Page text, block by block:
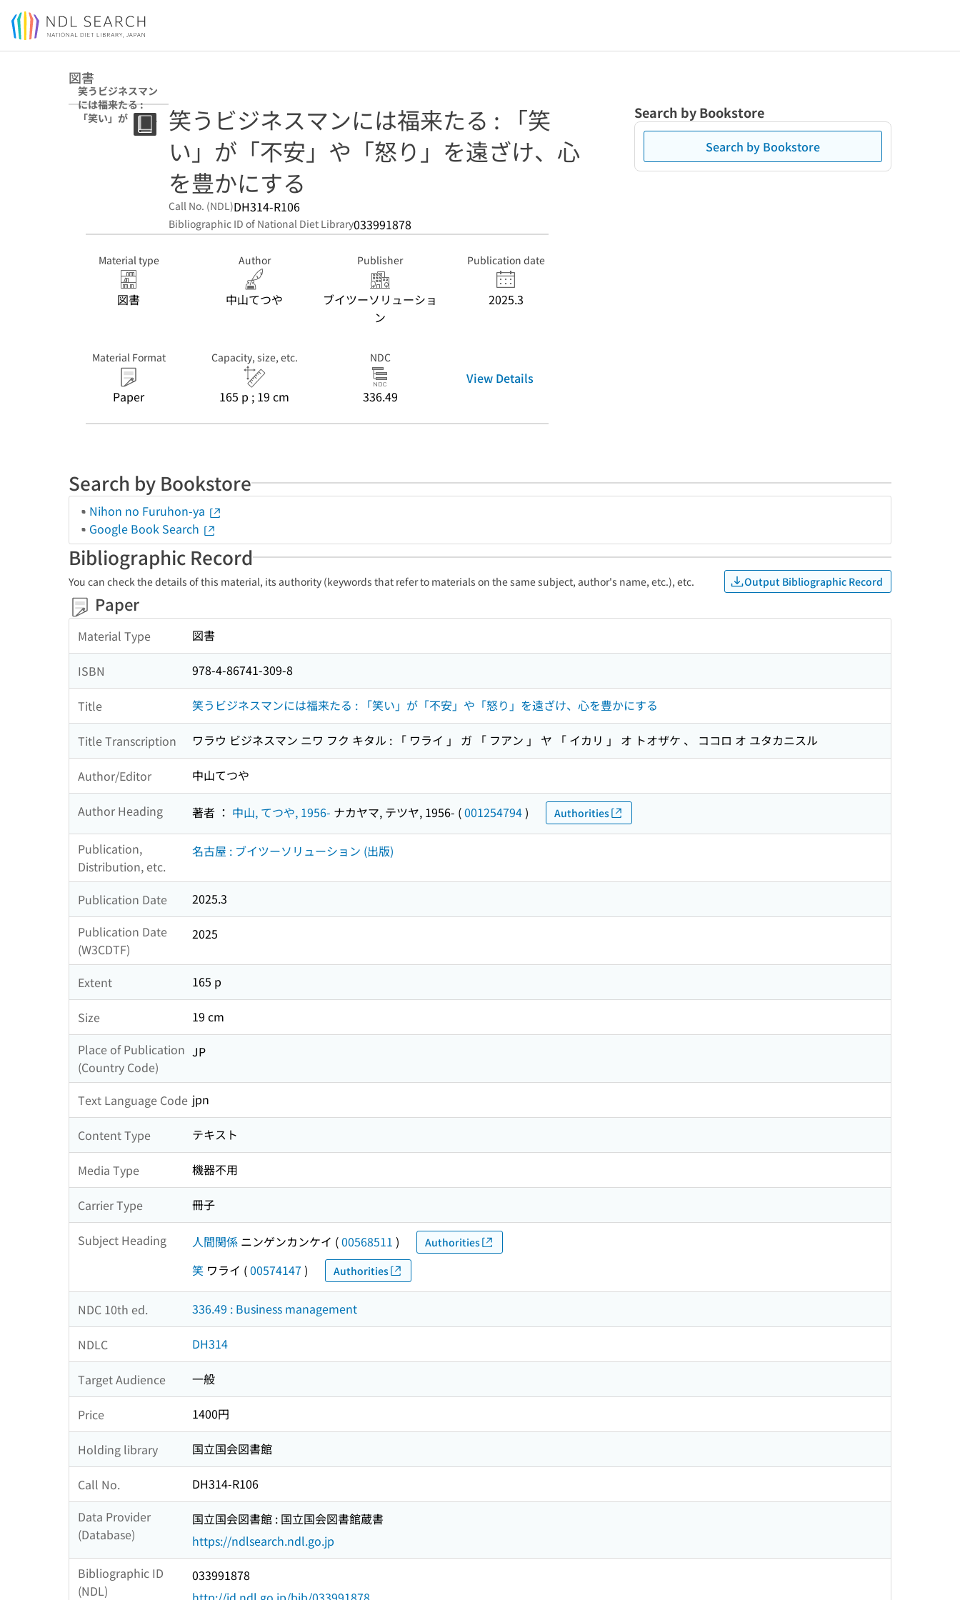
Jump to main content
図書
笑うビジネスマン
には福来たる :
「笑い」が「不
安」や「怒り」を
笑うビジネスマンには福来たる : 「笑
い」が「不安」や「怒り」を遠ざけ、心
を豊かにする
Call No. (NDL)DH314-R106
Bibliographic ID of National Diet Library033991878
Material type
図書
Author
中山てつや
Publisher
ブイツーソリューショ
ン
Publication date
2025.3
Material Format
Paper
Capacity, size, etc.
165 p ; 19 cm
NDC
336.49
View Details
Search by Bookstore
Search by Bookstore
Search by Bookstore
Nihon no Furuhon-ya
Google Book Search
Bibliographic Record
You can check the details of this material, its authority (keywords that refer to materials on the same subject, author's name, etc.), etc. Output Bibliographic Record
Paper
Material Type 図書
ISBN 978-4-86741-309-8
Title 笑うビジネスマンには福来たる : 「笑い」が「不安」や「怒り」を遠ざけ、心を豊かにする
Title Transcription ワラウ ビジネスマン ニワ フク キタル : 「 ワライ 」 ガ 「 フアン 」 ヤ 「 イカリ 」 オ トオザケ 、 ココロ オ ユタカニスル
Author/Editor 中山てつや
Author Heading 著者 ： 中山, てつや, 1956- ナカヤマ, テツヤ, 1956- (001254794) Authorities
Publication,
Distribution, etc.
名古屋 : ブイツーソリューション (出版)
Publication Date
2025.3
Publication Date
(W3CDTF)
2025
Extent 165 p
Size
19 cm
Place of Publication
(Country Code)
JP
Text Language Code jpn
Content Type テキスト
Media Type 機器不用
Carrier Type 冊子
Subject Heading 人間関係 ニンゲンカンケイ (00568511 ) Authorities
笑 ワライ (00574147 ) Authorities
NDC 10th ed. 336.49 : Business management
NDLC DH314
Target Audience 一般
Price 1400円
Holding library 国立国会図書館
Call No.
DH314-R106
Data Provider
(Database)
国立国会図書館 : 国立国会図書館蔵書
https://ndlsearch.ndl.go.jp
Bibliographic ID
(NDL)
033991878